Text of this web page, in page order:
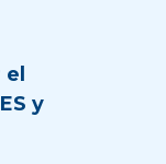
el
y